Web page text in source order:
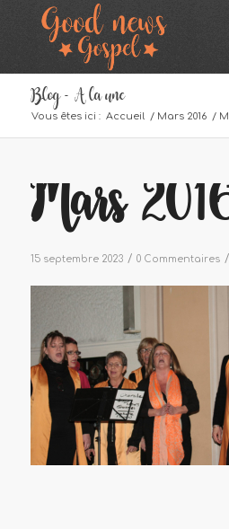
Blog - A la une
Vous êtes ici : Accueil / Mars 2016 /
Mars
15 septembre 2023 / 0 Commentaires /